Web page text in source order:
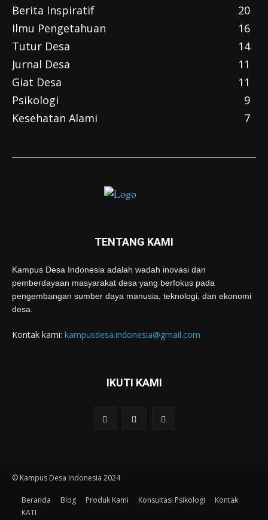
Berita Inspiratif
20
Ilmu Pengetahuan
16
Tutur Desa
14
Jurnal Desa
11
Giat Desa
11
Psikologi
9
Kesehatan Alami
7
TENTANG KAMI
Kampus Desa Indonesia adalah wadah inovasi dan
pemberdayaan masyarakat desa yang berfokus pada
pengembangan sumber daya manusia, teknologi, dan ekonomi
desa.
Kontak kami: kampusdesa.indonesia@gmail.com
IKUTI KAMI
© Kampus Desa Indonesia 2024
Beranda Blog Produk Kami Konsultasi Psikologi
Kontak
KATI